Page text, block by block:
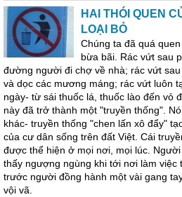
HAI THÓI QUEN
LOẠI BỎ
Chúng ta đã quá
bừa bãi. Rác vứt sau
đường người đi chợ về nhà; rác vứt
và dọc các mương máng; rác vứt luôn
ngày- từ sái thuốc lá, thuốc lào đến vỏ
này đã trở thành một "truyền thống".
khác- truyền thống "chen lấn xô đẩy"
của cư dân sống trên đất Việt. Cái
được thể hiện ở mọi nơi, mọi lúc.
thấy ngượng ngùng khi tới nơi làm
trước người đồng hành một vài gang
vội vã.